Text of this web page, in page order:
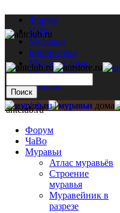
Форум
ЧаВо
Муравьи
Библиотека
Муравьи дома
Мастерская
Каталог
antclub.ru
Форум
ЧаВо
Муравьи
Атлас муравьёв
Строение
муравья
Муравейник в
разрезе